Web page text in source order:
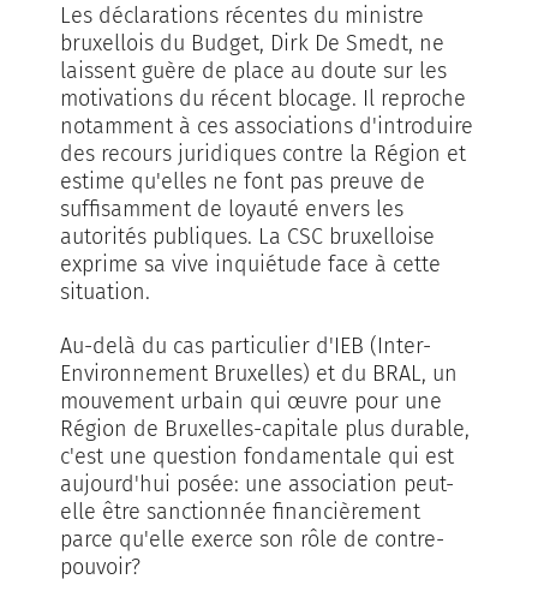
Les déclarations récentes du ministre
bruxellois du Budget, Dirk De Smedt, ne
laissent guère de place au doute sur les
motivations du récent blocage. Il reproche
notamment à ces associations d'introduire
des recours juridiques contre la Région et
estime qu'elles ne font pas preuve de
suffisamment de loyauté envers les
autorités publiques. La CSC bruxelloise
exprime sa vive inquiétude face à cette
situation.
Au-delà du cas particulier d'IEB (Inter-
Environnement Bruxelles) et du BRAL, un
mouvement urbain qui œuvre pour une
Région de Bruxelles-capitale plus durable,
c'est une question fondamentale qui est
aujourd'hui posée: une association peut-
elle être sanctionnée financièrement
parce qu'elle exerce son rôle de contre-
pouvoir?